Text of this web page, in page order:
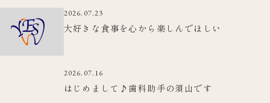
2026.07.23
大好きな食事を心から楽しんでほしい
2026.07.16
はじめまして♪歯科助手の須山です